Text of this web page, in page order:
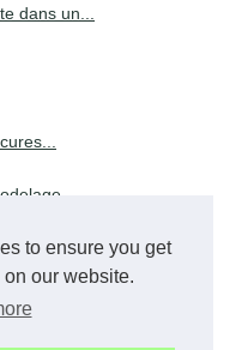
to ensure you get
our website.
dans un...
les...
prochain...